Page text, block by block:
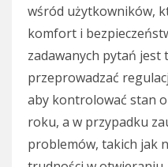
wśród użytkowników,
komfort i
zadawanych pytań jest
przeprowadzać
aby kontrolować stan
roku, a w przypadku
problemów, takich jak